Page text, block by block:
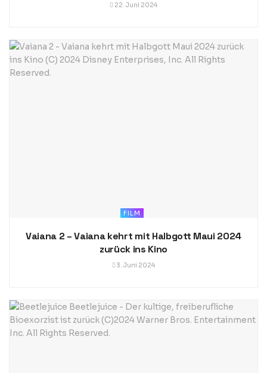
22. Juni 2024
FILM
Vaiana 2 – Vaiana kehrt mit Halbgott Maui 2024
zurück ins Kino
3. Juni 2024